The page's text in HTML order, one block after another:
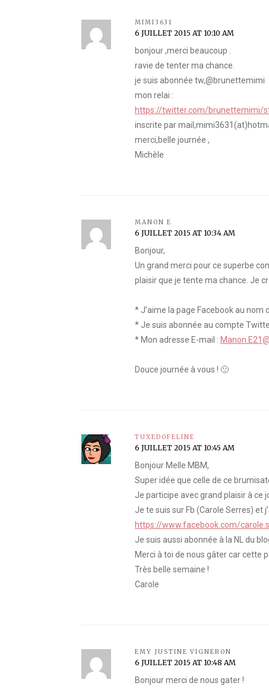
MIMI3631
6 JUILLET 2015 AT 10:10 AM
bonjour ,merci beaucoup .
ravie de tenter ma chance.
je suis abonnée tw,@brunettemimi
mon relai :
https://twitter.com/brunettemimi/
inscrite par
merci,belle journée ,
Michèle
MANON E
6 JUILLET 2015 AT 10:34 AM
Bonjour,
Un grand merci pour ce superbe
plaisir que je tente ma chance. Je
* J’aime la page Facebook au nom
* Je suis abonnée au compte
* Mon adresse E-mail :
Douce journée à vous ! 🙂
TUXEDOFELINE
6 JUILLET 2015 AT 10:45 AM
Bonjour Melle MBM,
Super idée que celle de ce
Je participe avec grand plaisir à ce
Je te suis sur Fb (Carole Serres) et
https://www.facebook.com/
Je suis aussi abonnée à la NL du
Merci à toi de nous gâter car cette
Très belle semaine !
Carole
EMY JUSTINE VIGNERON
6 JUILLET 2015 AT 10:48 AM
Bonjour merci de nous gater !